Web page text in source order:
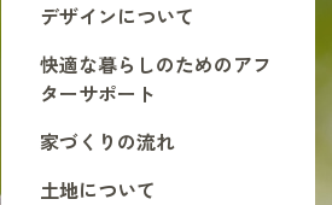
デザインについて
快適な暮らしのためのアフ
ターサポート
家づくりの流れ
土地について
ブログ